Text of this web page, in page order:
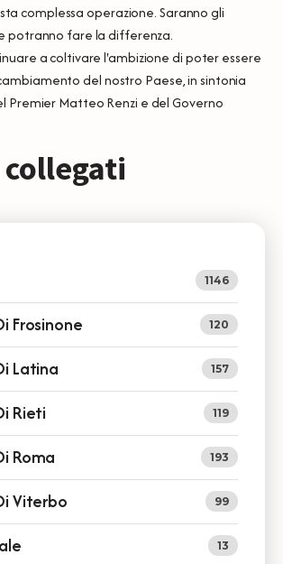
complessa operazione. Saranno gli
potranno fare la differenza.
a coltivare l'ambizione di poter essere
del nostro Paese, in sintonia
Premier Matteo Renzi e del Governo
1146
Frosinone 120
Latina 157
Rieti 119
Roma 193
Viterbo 99
13